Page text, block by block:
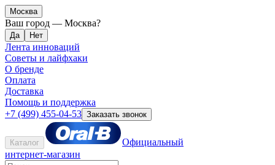
Москва
Ваш город — Москва?
Лента инноваций
Советы и лайфхаки
О бренде
Оплата
Доставка
Помощь и поддержка
+7 (499) 455-04-53 Заказать звонок
Каталог
Официальный
интернет-магазин